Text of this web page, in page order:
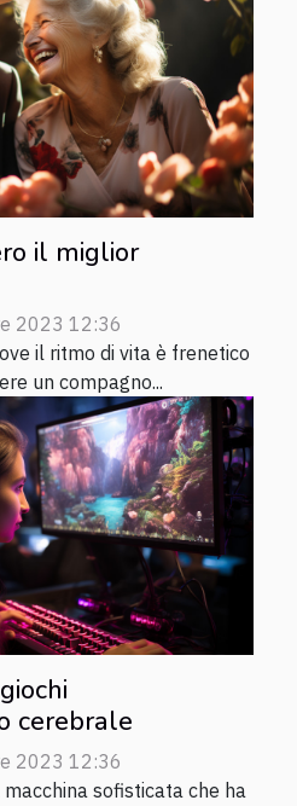
il miglior
2023 12:36
il ritmo di vita è frenetico
un compagno...
cerebrale
2023 12:36
sofisticata che ha